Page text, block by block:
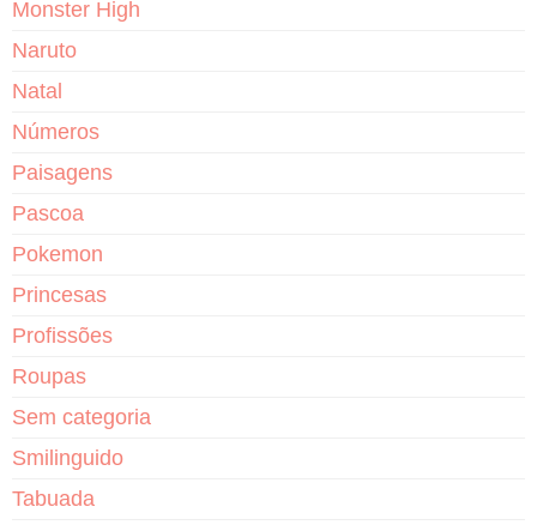
Monster High
Naruto
Natal
Números
Paisagens
Pascoa
Pokemon
Princesas
Profissões
Roupas
Sem categoria
Smilinguido
Tabuada